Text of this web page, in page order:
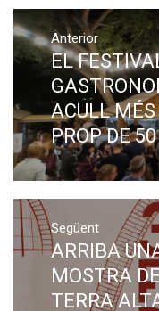
Navegació
d'entrades
Anterior
Previous
post:
EL
ACULL
PROP DE
Següent
Next
post:
ARRIBA
MOSTRA
TERRA